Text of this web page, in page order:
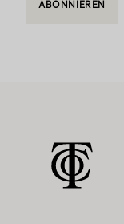
ABONNIEREN